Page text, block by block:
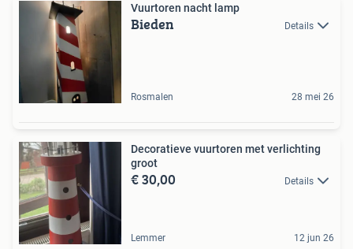
Vuurtoren nacht lamp
Bieden Details
Rosmalen 28 mei 26
Decoratieve vuurtoren met verlichting
groot
€ 30,00 Details
Lemmer 12 jun 26